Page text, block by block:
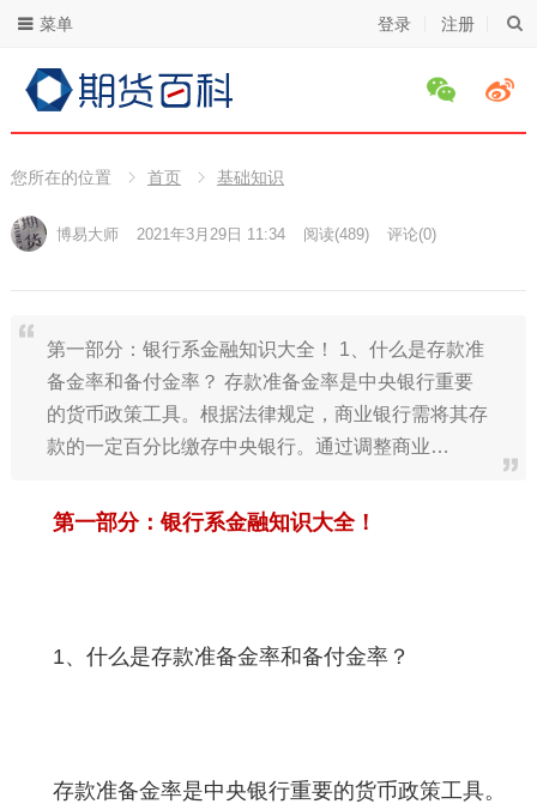
登录 注册
菜单
您所在的位置 首页 基础知识
博易大师 2021年3月29日 11:34 阅读(489) 评论(0)
第一部分：银行系金融知识大全！ 1、什么是存款准
备金率和备付金率？ 存款准备金率是中央银行重要
的货币政策工具。根据法律规定，商业银行需将其存
款的一定百分比缴存中央银行。通过调整商业…
第一部分：银行系金融知识大全！
1、什么是存款准备金率和备付金率？
存款准备金率是中央银行重要的货币政策工具。